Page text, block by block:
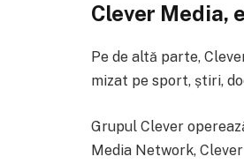
Clever Media,
Pe de altă parte,
mizat pe sport, știri,
Grupul Clever
Media Network,